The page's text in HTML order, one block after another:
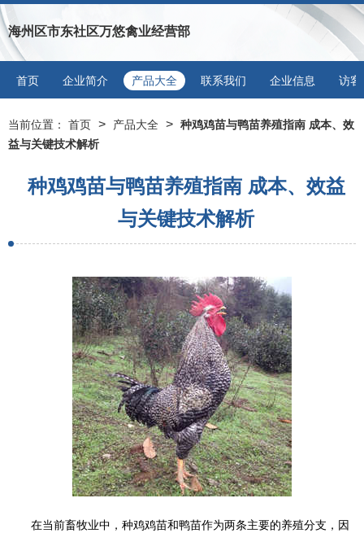
海州区市东社区万悠禽业经营部
首页 企业简介 产品大全 联系我们 企业信息 访客
当前位置： 首页 > 产品大全 > 种鸡鸡苗与鸭苗养殖指南 成本、效
益与关键技术解析
种鸡鸡苗与鸭苗养殖指南 成本、效益
与关键技术解析
在当前畜牧业中，种鸡鸡苗和鸭苗作为两条主要的养殖分支，因